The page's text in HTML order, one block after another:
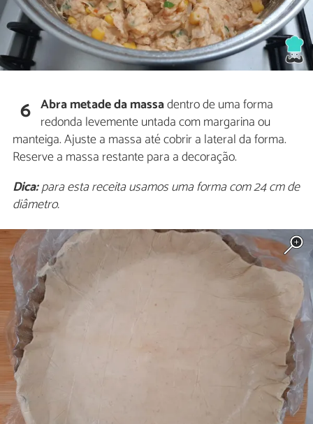
6 Abra metade da massadentro de uma forma
redonda levemente untada com margarina ou
manteiga. Ajuste a massa até cobrir a lateral da forma.
Reserve a massa restante para a decoração.
Dica:para esta receita usamos uma forma com 24 cm de
diâmetro.